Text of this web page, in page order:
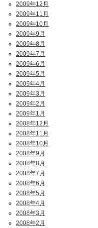
2009年12月
2009年11月
2009年10月
2009年9月
2009年8月
2009年7月
2009年6月
2009年5月
2009年4月
2009年3月
2009年2月
2009年1月
2008年12月
2008年11月
2008年10月
2008年9月
2008年8月
2008年7月
2008年6月
2008年5月
2008年4月
2008年3月
2008年2月